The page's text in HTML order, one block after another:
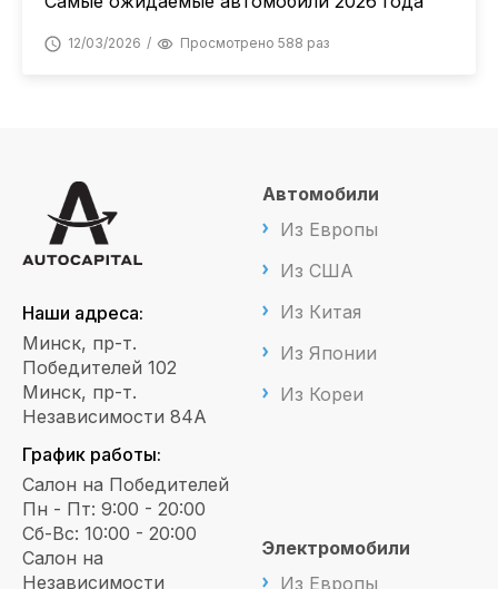
12/03/2026 Просмотрено 588 раз
Наши адреса:
Минск, пр-т.
Победителей 102
Минск, пр-т.
Независимости 84А
График работы:
Салон на Победителей
Пн - Пт: 9:00 - 20:00
Сб-Вс: 10:00 - 20:00
Салон на
Независимости
Автомобили
Из Европы
Из США
Из Китая
Из Японии
Из Кореи
Электромобили
Из Европы